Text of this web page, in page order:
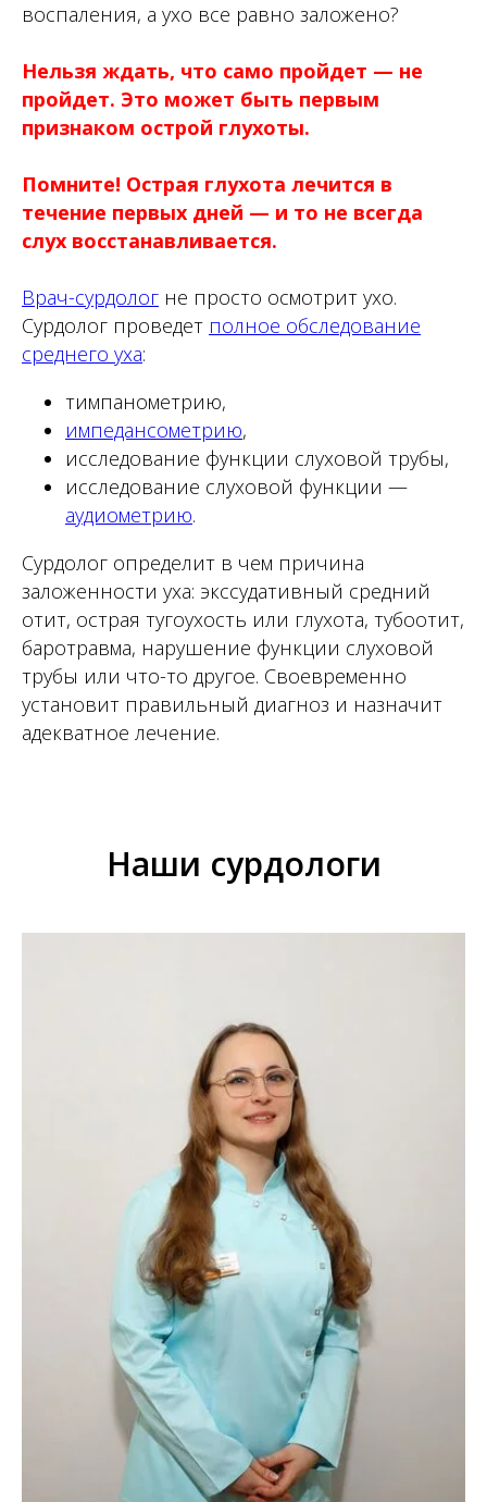
воспаления, а ухо все равно заложено?
Нельзя ждать, что само пройдет — не
пройдет. Это может быть первым
признаком острой глухоты.
Помните! Острая глухота лечится в
течение первых дней — и то не всегда
слух восстанавливается.
Врач-сурдолог не просто осмотрит ухо.
Сурдолог проведет полное обследование
среднего уха:
тимпанометрию,
импедансометрию,
исследование функции слуховой трубы,
исследование слуховой функции —
аудиометрию.
Сурдолог определит в чем причина
заложенности уха: экссудативный средний
отит, острая тугоухость или глухота, тубоотит,
баротравма, нарушение функции слуховой
трубы или что-то другое. Своевременно
установит правильный диагноз и назначит
адекватное лечение.
Наши сурдологи